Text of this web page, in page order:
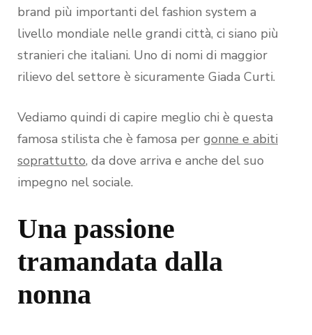
brand più importanti del fashion system a
livello mondiale nelle grandi città, ci siano più
stranieri che italiani. Uno di nomi di maggior
rilievo del settore è sicuramente Giada Curti.
Vediamo quindi di capire meglio chi è questa
famosa stilista che è famosa per gonne e abiti
soprattutto, da dove arriva e anche del suo
impegno nel sociale.
Una passione
tramandata dalla
nonna